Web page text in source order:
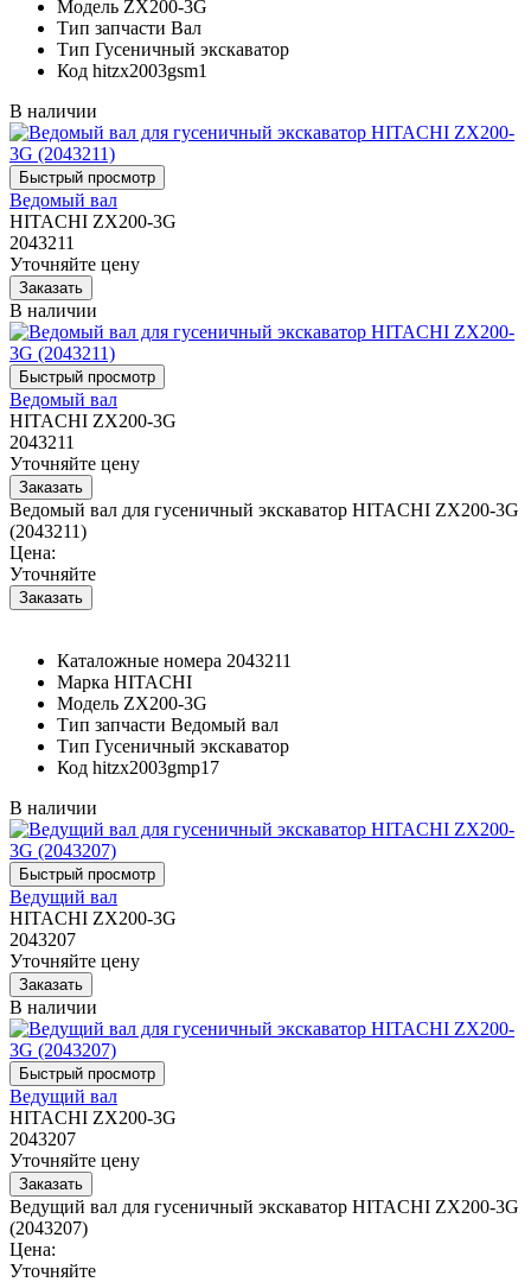
Модель ZX200-3G
Тип запчасти Вал
Тип Гусеничный экскаватор
Код hitzx2003gsm1
В наличии
Ведомый вал
HITACHI ZX200-3G
2043211
Уточняйте цену
В наличии
Ведомый вал
HITACHI ZX200-3G
2043211
Уточняйте цену
Ведомый вал для гусеничный экскаватор HITACHI ZX200-3G
(2043211)
Цена:
Уточняйте
Каталожные номера 2043211
Марка HITACHI
Модель ZX200-3G
Тип запчасти Ведомый вал
Тип Гусеничный экскаватор
Код hitzx2003gmp17
В наличии
Ведущий вал
HITACHI ZX200-3G
2043207
Уточняйте цену
В наличии
Ведущий вал
HITACHI ZX200-3G
2043207
Уточняйте цену
Ведущий вал для гусеничный экскаватор HITACHI ZX200-3G
(2043207)
Цена:
Уточняйте